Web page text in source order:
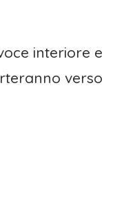
interiore e
verso